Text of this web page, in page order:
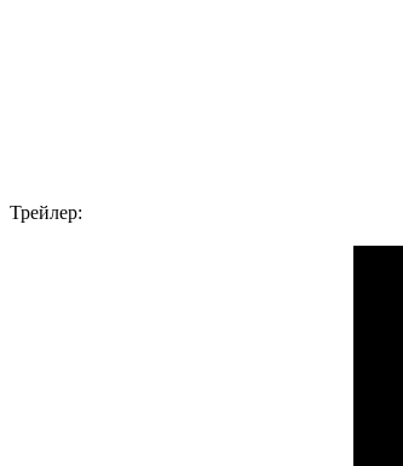
Трейлер: